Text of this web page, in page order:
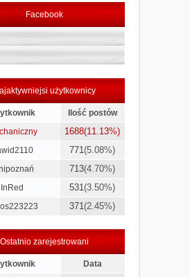
Facebook
użytkownicy
Ilość postów
1688(11.13%)
771(5.08%)
713(4.70%)
InRed 531(3.50%)
371(2.45%)
Ostatnio zarejestrowani
Data